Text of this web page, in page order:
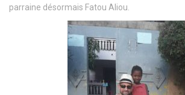
parraine désormais Fatou Aliou.